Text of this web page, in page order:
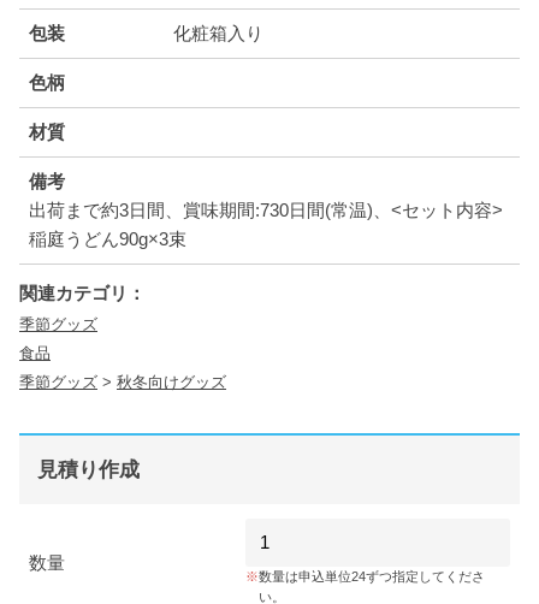
包装 化粧箱入り
色柄
材質
備考
出荷まで約3日間、賞味期間:730日間(常温)、<セット内容>
稲庭うどん90g×3束
関連カテゴリ：
季節グッズ
食品
季節グッズ > 秋冬向けグッズ
見積り作成
数量
数量は申込単位24ずつ指定してくださ
い。